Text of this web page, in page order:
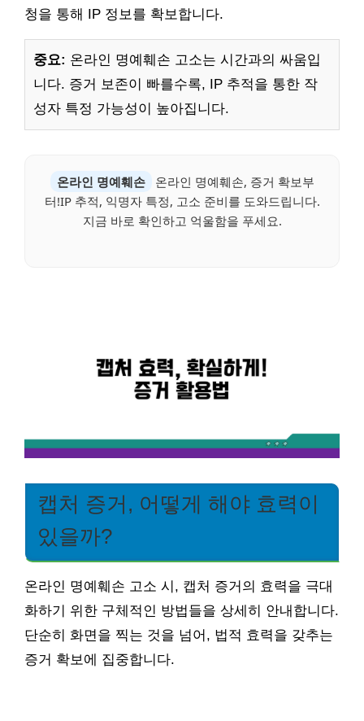
청을 통해 IP 정보를 확보합니다.
중요: 온라인 명예훼손 고소는 시간과의 싸움입
니다. 증거 보존이 빠를수록, IP 추적을 통한 작
성자 특정 가능성이 높아집니다.
온라인 명예훼손
온라인 명예훼손, 증거 확보부
터!IP 추적, 익명자 특정, 고소 준비를 도와드립니다.
지금 바로 확인하고 억울함을 푸세요.
캡처 증거, 어떻게 해야 효력이
있을까?
온라인 명예훼손 고소 시, 캡처 증거의 효력을 극대
화하기 위한 구체적인 방법들을 상세히 안내합니다.
단순히 화면을 찍는 것을 넘어, 법적 효력을 갖추는
증거 확보에 집중합니다.